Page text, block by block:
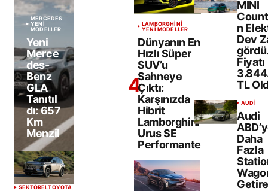
LAMBORGHINI
YENİ MODELLER
Dünyanın En
Hızlı Süper
SUV’u
Sahneye
Çıktı:
Karşınızda
Hibrit
Lamborghini
Urus SE
Performante
MERCEDES
YENİ
MODELLER
Yeni
Merce
des-
Benz
GLA
Tanıtıl
dı: 657
Km
Menzil
SEKTÖRELTOYOTA
MINI
n
Dev
gördü.
Fiyatı
TL
AUDI
Audi
Daha
Fazla